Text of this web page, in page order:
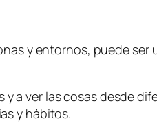
y entornos, puede ser
a ver las cosas desde
y hábitos.